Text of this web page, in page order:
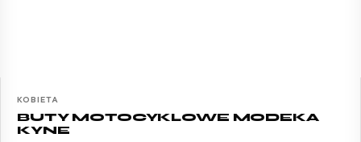
KOBIETA
BUTY MOTOCYKLOWE MODEKA
KYNE